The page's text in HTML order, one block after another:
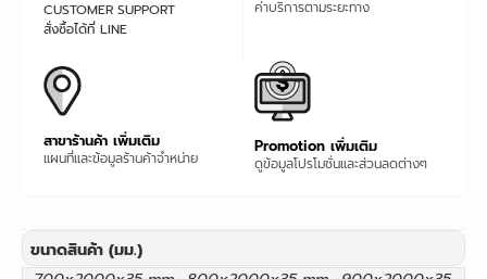
CUSTOMER SUPPORT
สั่งซื้อได้ที่ LINE
ค่าบริการตามระยะทาง
สาขาร้านค้า เพิ่มเติม
แผนที่และข้อมูลร้านค้าจำหน่าย
Promotion เพิ่มเติม
ดูข้อมูลโปรโมชั่นและส่วนลดต่างๆ
ขนาดสินค้า (มม.)